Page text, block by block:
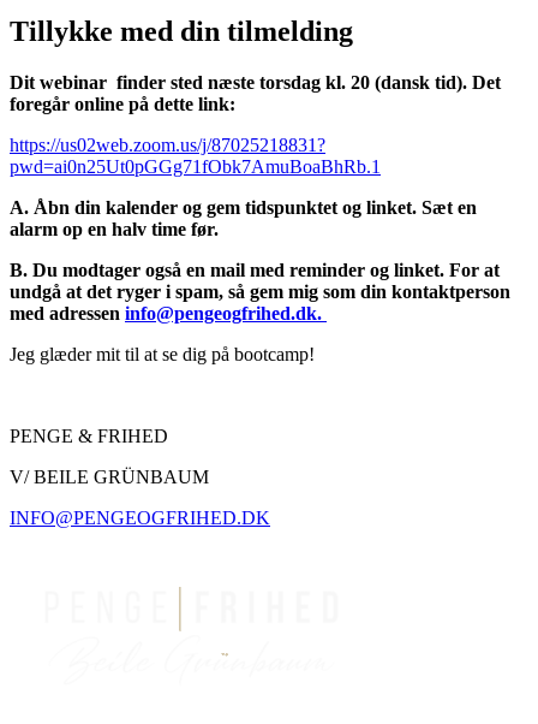
Tillykke med din tilmelding
Dit webinar finder sted næste torsdag kl. 20 (dansk tid). Det
foregår online på dette link:
https://us02web.zoom.us/j/87025218831?
pwd=ai0n25Ut0pGGg71fObk7AmuBoaBhRb.1
A. Åbn din kalender og gem tidspunktet og linket. Sæt en
alarm op en halv time før.
B. Du modtager også en mail med reminder og linket. For at
undgå at det ryger i spam, så gem mig som din kontaktperson
med adressen info@pengeogfrihed.dk.
Jeg glæder mit til at se dig på bootcamp!
PENGE & FRIHED
V/ BEILE GRÜNBAUM
INFO@PENGEOGFRIHED.DK